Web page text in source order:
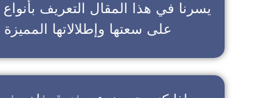
يسرنا في هذا المقال التعريف
على سعتها وإطلالاتها